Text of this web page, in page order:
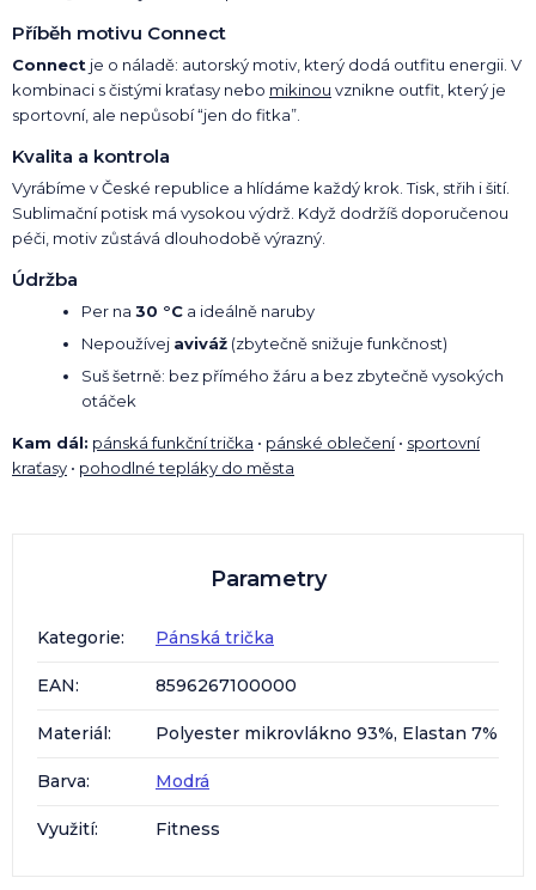
Příběh motivu Connect
Connect je o náladě: autorský motiv, který dodá outfitu energii. V
kombinaci s čistými kraťasy nebo mikinou vznikne outfit, který je
sportovní, ale nepůsobí “jen do fitka”.
Kvalita a kontrola
Vyrábíme v České republice a hlídáme každý krok. Tisk, střih i šití.
Sublimační potisk má vysokou výdrž. Když dodržíš doporučenou
péči, motiv zůstává dlouhodobě výrazný.
Údržba
Per na 30 °C a ideálně naruby
Nepoužívej aviváž (zbytečně snižuje funkčnost)
Suš šetrně: bez přímého žáru a bez zbytečně vysokých
otáček
Kam dál: pánská funkční trička • pánské oblečení• sportovní
kraťasy • pohodlné tepláky do města
Parametry
Kategorie: Pánská trička
EAN: 8596267100000
Materiál: Polyester mikrovlákno 93%, Elastan 7%
Barva: Modrá
Využití: Fitness